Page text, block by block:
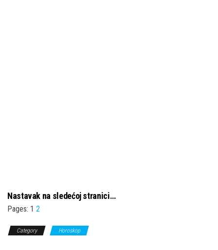
Nastavak na sledećoj stranici…
Pages: 1 2
Category Horoskop